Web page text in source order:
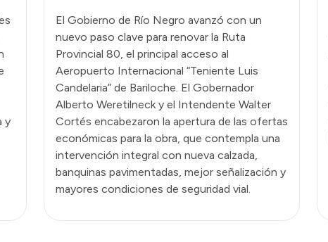
y
El Gobierno de Río Negro avanzó con un
nuevo paso clave para renovar la Ruta
Provincial 80, el principal acceso al
Aeropuerto Internacional “Teniente Luis
Candelaria” de Bariloche. El Gobernador
Alberto Weretilneck y el Intendente Walter
Cortés encabezaron la apertura de las ofertas
económicas para la obra, que contempla una
intervención integral con nueva calzada,
banquinas pavimentadas, mejor señalización y
mayores condiciones de seguridad vial.